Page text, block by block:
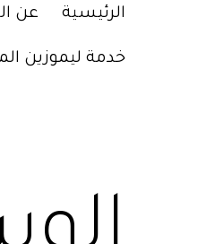
الرئيسية عن
خدمة ليموزين